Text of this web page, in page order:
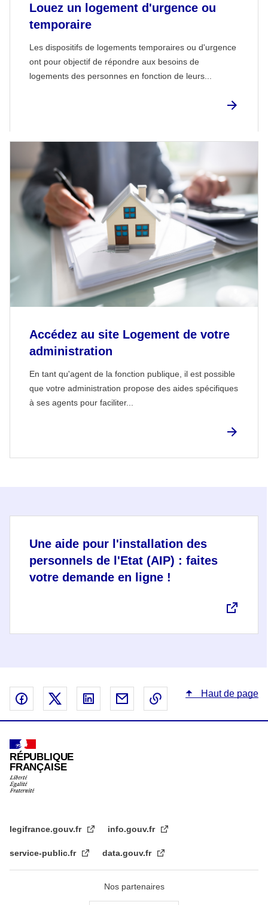
Louez un logement d'urgence ou
temporaire
Les dispositifs de logements temporaires ou d'urgence
ont pour objectif de répondre aux besoins de
logements des personnes en fonction de leurs...
Accédez au site Logement de votre
administration
En tant qu'agent de la fonction publique, il est possible
que votre administration propose des aides spécifiques
à ses agents pour faciliter...
Une aide pour l'installation des
personnels de l'Etat (AIP) : faites
votre demande en ligne !
Partager sur Facebook - nouvelle fenêtre
Partager sur X - nouvelle fenêtre
Partager sur Linked In - nouvelle
Partager par email - nouvelle
Copier le lien dans le
Haut de page
RÉPUBLIQUE
FRANÇAISE
legifrance.gouv.fr info.gouv.fr
service-public.fr data.gouv.fr
Nos partenaires